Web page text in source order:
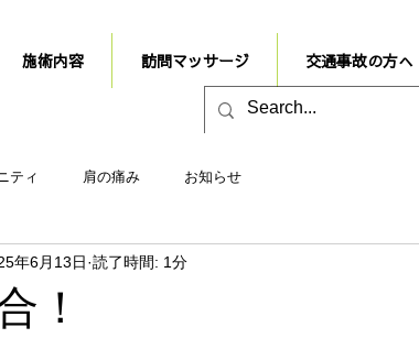
施術内容 訪問マッサージ 交通事故の方へ
ティ 肩の痛み お知らせ
！
年6月13日 読了時間: 1分